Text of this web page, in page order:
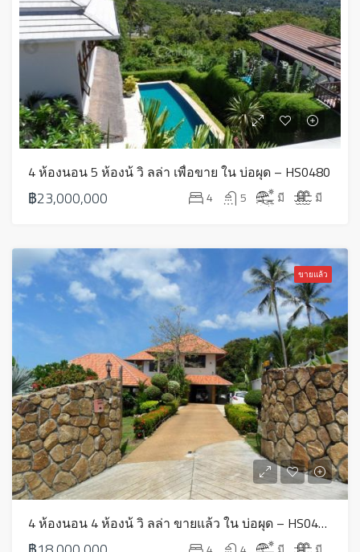
4 ห้องนอน 5 ห้องน้ วิ ลล่า เพื่อขาย ใน บ่อผุด – HS0480
฿23,000,000 4 5 มี มี
ขายแล้ว
4 ห้องนอน 4 ห้องน้ วิ ลล่า ขายแล้ว ใน บ่อผุด – HS0429